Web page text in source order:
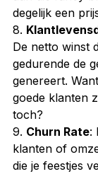
degelijk een
8.
De netto winst
gedurende de
genereert.
goede klanten
toch?
9. Churn Rate:
klanten of
die je feestjes